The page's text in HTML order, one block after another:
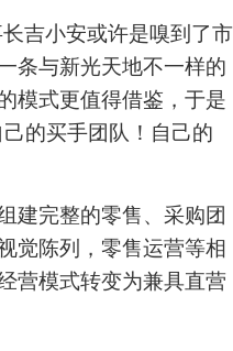
小安或许是嗅到了市
条与新光天地不一样的
模式更值得借鉴，于是
的买手团队！自己的
完整的零售、采购团
觉陈列，零售运营等相
营模式转变为兼具直营